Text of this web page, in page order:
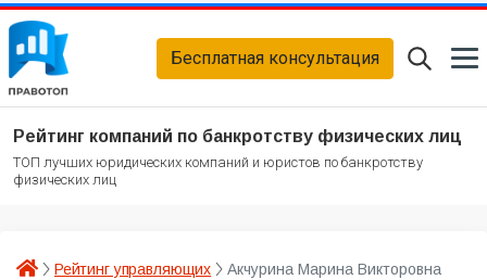
Бесплатная консультация
Рейтинг компаний по банкротству физических лиц
ТОП лучших юридических компаний и юристов по банкротству
физических лиц
Рейтинг управляющих Акчурина Марина Викторовна